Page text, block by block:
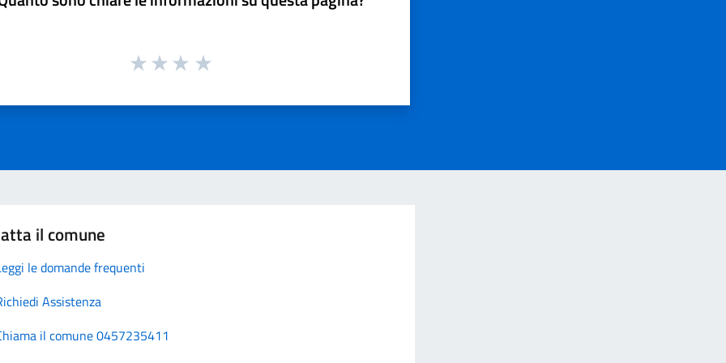
il comune
le domande frequenti
Assistenza
il comune 0457235411